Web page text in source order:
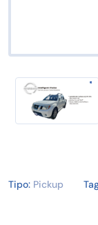
Tipo: Pickup